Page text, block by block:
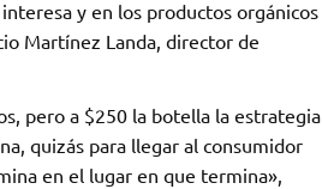
y en los productos orgánicos
Martínez Landa, director de
pero a $250 la botella la estrategia
quizás para llegar al consumidor
en el lugar en que termina»,